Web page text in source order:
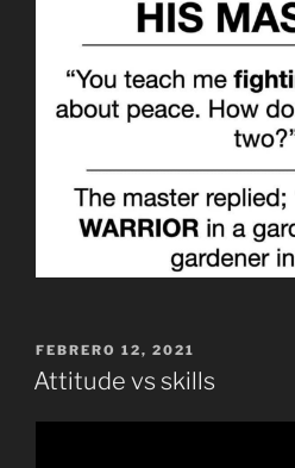
PUBLICADO
EL
FEBRERO 12, 2021
Attitude vs skills